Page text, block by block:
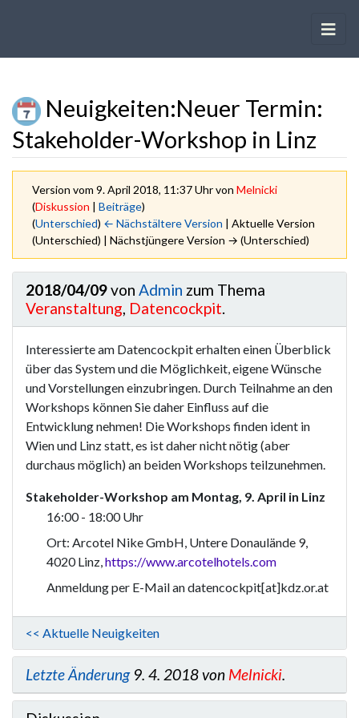
Neuigkeiten:Neuer Termin:
Stakeholder-Workshop in Linz
Version vom 9. April 2018, 11:37 Uhr von Melnicki
(Diskussion | Beiträge)
(Unterschied) ← Nächstältere Version | Aktuelle Version
(Unterschied) | Nächstjüngere Version → (Unterschied)
2018/04/09von Admin zum Thema
Veranstaltung Datencockpit
Interessierte am Datencockpit erhalten einen Überblick
über das System und die Möglichkeit, eigene Wünsche
und Vorstellungen einzubringen. Durch Teilnahme an den
Workshops können Sie daher Einfluss auf die
Entwicklung nehmen! Die Workshops finden ident in
Wien und Linz statt, es ist daher nicht nötig (aber
durchaus möglich) an beiden Workshops teilzunehmen.
Stakeholder-Workshop am Montag, 9. April in Linz
16:00 - 18:00 Uhr
Ort: Arcotel Nike GmbH, Untere Donaulände 9,
4020 Linz,https://www.arcotelhotels.com
Anmeldung per E-Mail an datencockpit[at]kdz.or.at
<< Aktuelle Neuigkeiten
Letzte Änderung9. 4. 2018 von Melnicki.